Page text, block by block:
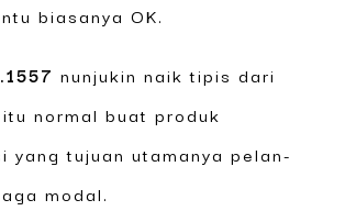
biasanya OK.
nunjukin naik tipis dari
normal buat produk
yang tujuan utamanya pelan-
modal.